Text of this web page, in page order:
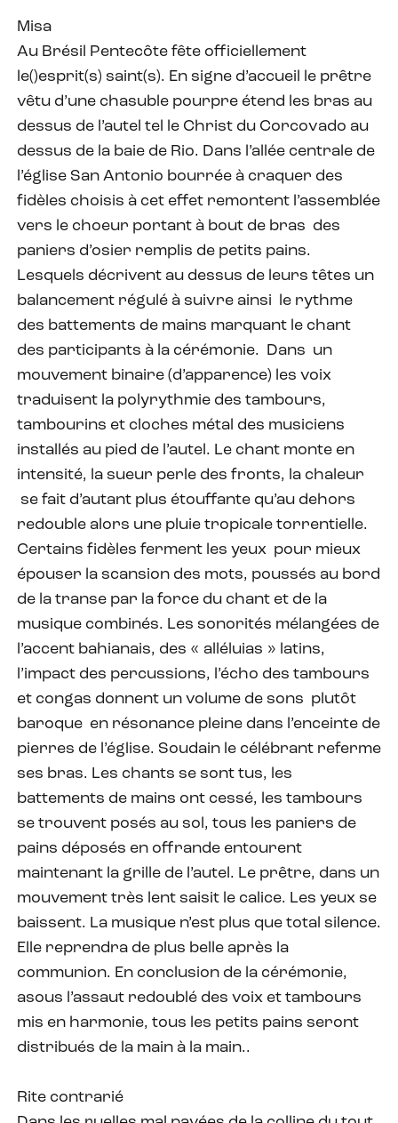
Misa
Au Brésil Pentecôte fête officiellement
le()esprit(s) saint(s). En signe d’accueil le prêtre
vêtu d’une chasuble pourpre étend les bras au
dessus de l’autel tel le Christ du Corcovado au
dessus de la baie de Rio. Dans l’allée centrale de
l’église San Antonio bourrée à craquer des
fidèles choisis à cet effet remontent l’assemblée
vers le choeur portant à bout de bras des
paniers d’osier remplis de petits pains.
Lesquels décrivent au dessus de leurs têtes un
balancement régulé à suivre ainsi le rythme
des battements de mains marquant le chant
des participants à la cérémonie. Dans un
mouvement binaire (d’apparence) les voix
traduisent la polyrythmie des tambours,
tambourins et cloches métal des musiciens
installés au pied de l’autel. Le chant monte en
intensité, la sueur perle des fronts, la chaleur
se fait d’autant plus étouffante qu’au dehors
redouble alors une pluie tropicale torrentielle.
Certains fidèles ferment les yeux pour mieux
épouser la scansion des mots, poussés au bord
de la transe par la force du chant et de la
musique combinés. Les sonorités mélangées de
l’accent bahianais, des « alléluias » latins,
l’impact des percussions, l’écho des tambours
et congas donnent un volume de sons plutôt
baroque en résonance pleine dans l’enceinte de
pierres de l’église. Soudain le célébrant referme
ses bras. Les chants se sont tus, les
battements de mains ont cessé, les tambours
se trouvent posés au sol, tous les paniers de
pains déposés en offrande entourent
maintenant la grille de l’autel. Le prêtre, dans un
mouvement très lent saisit le calice. Les yeux se
baissent. La musique n’est plus que total silence.
Elle reprendra de plus belle après la
communion. En conclusion de la cérémonie,
asous l’assaut redoublé des voix et tambours
mis en harmonie, tous les petits pains seront
distribués de la main à la main..
Rite contrarié